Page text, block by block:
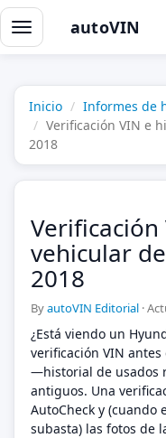
Alternar
navegación
autoVIN
Inicio
Informes de
Verificación VIN e
2018
vehicular
2018
ByautoVIN Editorial ·
¿Está viendo un
verificación VIN
—historial de usados
antiguos. Una
AutoCheck y
subasta) las fotos de